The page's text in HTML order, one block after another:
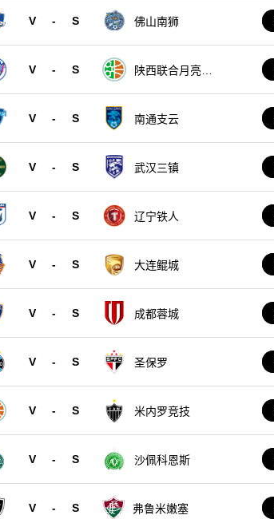
V - S 佛山南狮
V - S
陕西联合月亮泊
V - S 南通支云
V - S 武汉三镇
V - S 辽宁铁人
V - S 大连鲲城
V - S 成都蓉城
V - S 圣保罗
V - S 米内罗竞技
V - S 沙佩科恩斯
V - S 弗鲁米嫩塞